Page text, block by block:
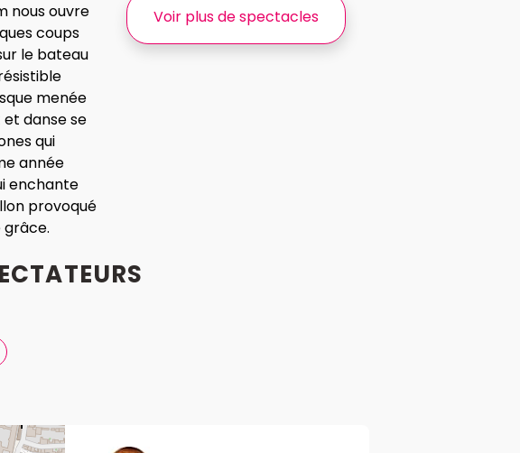
nous ouvre
coups
le bateau
menée
danse se
qui
année
enchante
provoqué
Voir plus de spectacles